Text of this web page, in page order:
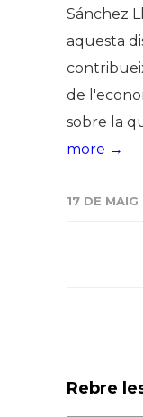
Sánchez
aquesta
de
sobre la
more →
17 DE
Rebre